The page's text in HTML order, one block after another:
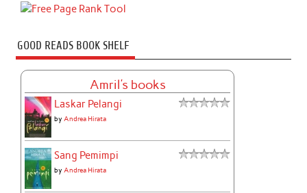
GOOD READS BOOK SHELF
Amril's books
Laskar Pelangi
byAndrea Hirata
Sang Pemimpi
byAndrea Hirata